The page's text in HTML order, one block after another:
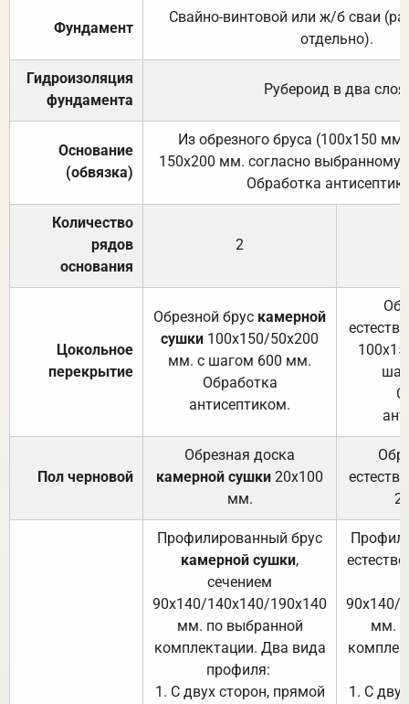
Фундамент
Свайно-винтовой или ж/б сваи
отдельно).
Гидроизоляция
фундамента
Рубероид в два слоя.
Основание
(обвязка)
Из обрезного бруса (100х150
150х200 мм. согласно выбранному
Обработка
Количество
рядов
основания
2
Цокольное
перекрытие
Обрезной брус камерной
сушки 100х150/50х200
мм. с шагом 600 мм.
Обработка
антисептиком.
Пол черновой
Обрезная доска
камерной сушки 20х100
мм.
Профилированный брус
камерной сушки,
сечением
90х140/140х140/190х140
мм. по выбранной
комплектации. Два вида
профиля:
1. С двух сторон, прямой
90х140/
мм.
1. С